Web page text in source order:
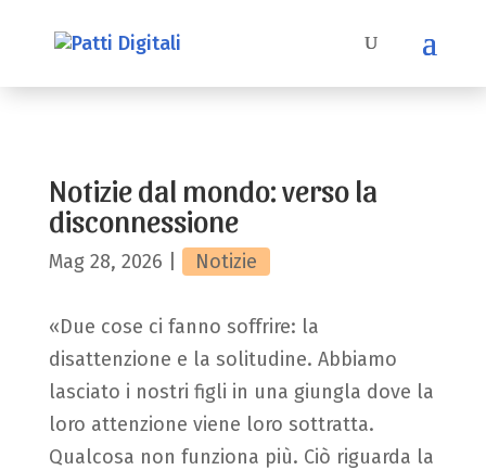
Notizie dal mondo: verso la
disconnessione
Mag 28, 2026 Notizie
«Due cose ci fanno soffrire: la
disattenzione e la solitudine. Abbiamo
lasciato i nostri figli in una giungla dove la
loro attenzione viene loro sottratta.
Qualcosa non funziona più. Ciò riguarda la